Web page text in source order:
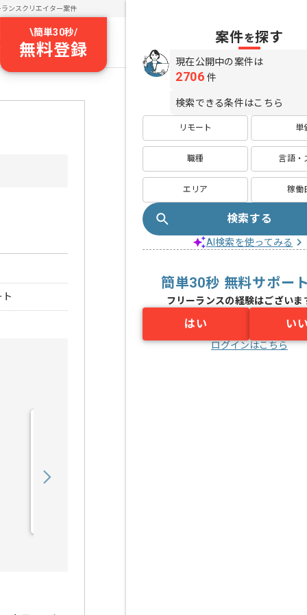
ランスクリエイター案件
\簡単30秒/
無料登録
案件を探す
現在公開中の案件は
2706 件
検索できる条件はこちら
リモート 単
職種 言語・
エリア 稼働
検索する
AI検索を使ってみる
簡単30秒 無料サポー
フリーランスの経験はございま
はい い
ログインはこちら